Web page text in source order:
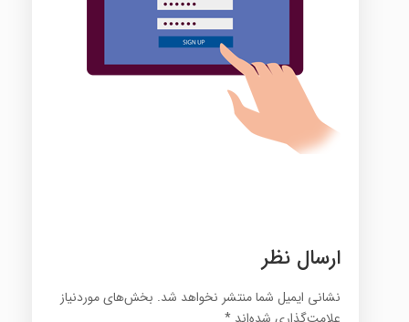
ارسال نظر
نشانی ایمیل شما منتشر نخواهد شد. بخش‌های موردنیاز